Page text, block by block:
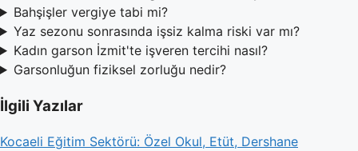
Bahşişler vergiye tabi mi?
Yaz sezonu sonrasında işsiz kalma riski var mı?
Kadın garson İzmit'te işveren tercihi nasıl?
Garsonluğun fiziksel zorluğu nedir?
İlgili Yazılar
Kocaeli Eğitim Sektörü: Özel Okul, Etüt, Dershane